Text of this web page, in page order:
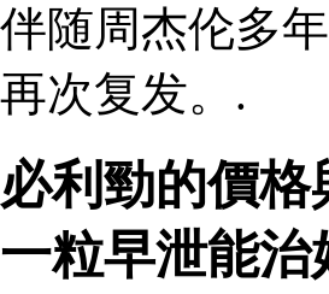
伴随周杰伦多
再次复发。.
必利勁的價
一粒早泄能